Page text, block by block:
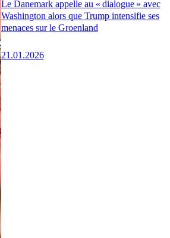
Le Danemark appelle au « dialogue » avec
Washington alors que Trump intensifie ses
menaces sur le Groenland
21.01.2026